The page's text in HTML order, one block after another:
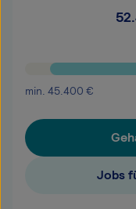
min. 45.400 €
Jobs